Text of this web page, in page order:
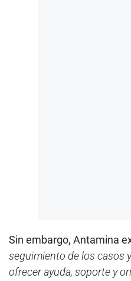
Sin embargo, Antamina
seguimiento de los casos
ofrecer ayuda, soporte y